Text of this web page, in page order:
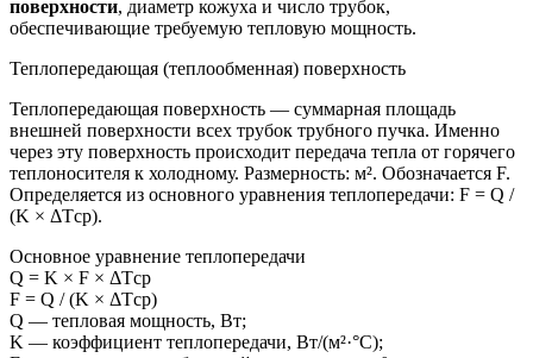
поверхности, диаметр кожуха и число трубок,
обеспечивающие требуемую тепловую мощность.
Теплопередающая (теплообменная) поверхность
Теплопередающая поверхность — суммарная площадь
внешней поверхности всех трубок трубного пучка. Именно
через эту поверхность происходит передача тепла от горячего
теплоносителя к холодному. Размерность: м². Обозначается F.
Определяется из основного уравнения теплопередачи: F = Q /
(K × ΔTср).
Основное уравнение теплопередачи
Q = K × F × ΔTср
F = Q / (K × ΔTср)
Q — тепловая мощность, Вт;
K — коэффициент теплопередачи, Вт/(м²·°C);